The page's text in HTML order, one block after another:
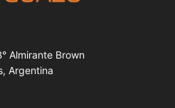
Almirante Brown
Argentina